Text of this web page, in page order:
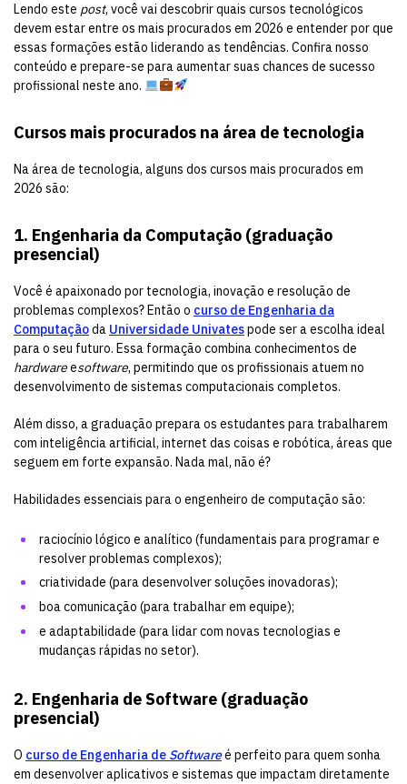
Lendo este post, você vai descobrir quais cursos tecnológicos
devem estar entre os mais procurados em 2026 e entender por que
essas formações estão liderando as tendências. Confira nosso
conteúdo e prepare-se para aumentar suas chances de sucesso
profissional neste ano.
Cursos mais procurados na área de tecnologia
Na área de tecnologia, alguns dos cursos mais procurados em
2026 são:
1. Engenharia da Computação (graduação
presencial)
Você é apaixonado por tecnologia, inovação e resolução de
problemas complexos? Então o curso de Engenharia da
Computaçãoda Universidade Univatespode ser a escolha ideal
para o seu futuro. Essa formação combina conhecimentos de
hardwareesoftware, permitindo que os profissionais atuem no
desenvolvimento de sistemas computacionais completos.
Além disso, a graduação prepara os estudantes para trabalharem
com inteligência artificial, internet das coisas e robótica, áreas que
seguem em forte expansão. Nada mal, não é?
Habilidades essenciais para o engenheiro de computação são:
raciocínio lógico e analítico (fundamentais para programar e
resolver problemas complexos);
criatividade (para desenvolver soluções inovadoras);
boa comunicação (para trabalhar em equipe);
e adaptabilidade (para lidar com novas tecnologias e
mudanças rápidas no setor).
2. Engenharia de Software (graduação
presencial)
O curso de Engenharia de Softwareé perfeito para quem sonha
em desenvolver aplicativos e sistemas que impactam diretamente